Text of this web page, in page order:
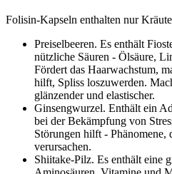
Folisin-Kapseln enthalten nur
Preiselbeeren. Es enthält
nützliche Säuren - Ölsäure,
Fördert das Haarwachstum,
hilft, Spliss loszuwerden.
glänzender und elastischer.
Ginsengwurzel. Enthält ein
bei der Bekämpfung von
Störungen hilft - Phänomene,
verursachen.
Shiitake-Pilz. Es enthält eine